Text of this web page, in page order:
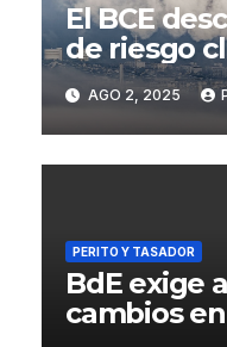
El BCE
de riesgo
garantías
UEAGO 2, 2025
PERITO Y TASADOR
BdE exige
cambios